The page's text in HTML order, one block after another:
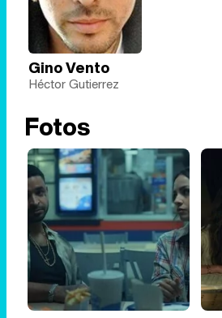
Gino Vento
Héctor Gutierrez
Fotos